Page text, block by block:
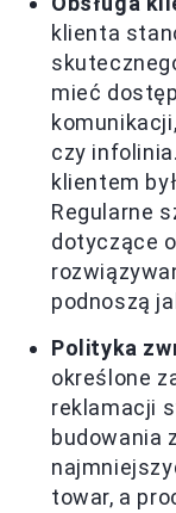
klienta
mieć
czy
klientem
Regularne
dotyczące
podnoszą
Polityka
określone
reklamacji
budowania
towar, a